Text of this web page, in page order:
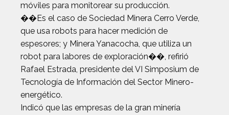
móviles para monitorear su producción.
��Es el caso de Sociedad Minera Cerro Verde,
que usa robots para hacer medición de
espesores; y Minera Yanacocha, que utiliza un
robot para labores de exploración��, refirió
Rafael Estrada, presidente del VI Simposium de
Tecnología de Información del Sector Minero-
energético.
Indicó que las empresas de la gran minería